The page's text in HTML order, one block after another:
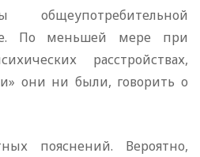
общеупотребительной
По меньшей мере при
расстройствах,
они ни были, говорить о
пояснений. Вероятно,